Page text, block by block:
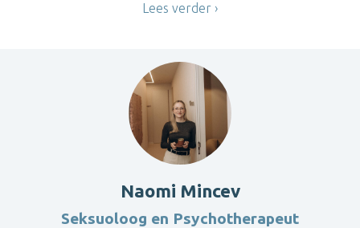
Lees verder
Naomi Mincev
Seksuoloog en Psychotherapeut